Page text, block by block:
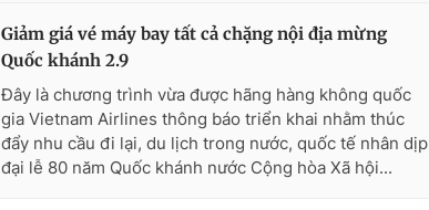
Giảm giá vé máy bay tất cả chặng nội địa mừng
Quốc khánh 2.9
Đây là chương trình vừa được hãng hàng không quốc
gia Vietnam Airlines thông báo triển khai nhằm thúc
đẩy nhu cầu đi lại, du lịch trong nước, quốc tế nhân dịp
đại lễ 80 năm Quốc khánh nước Cộng hòa Xã hội...